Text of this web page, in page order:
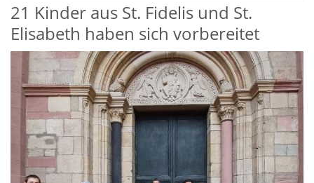
21 Kinder aus St. Fidelis und St.
Elisabeth haben sich vorbereitet